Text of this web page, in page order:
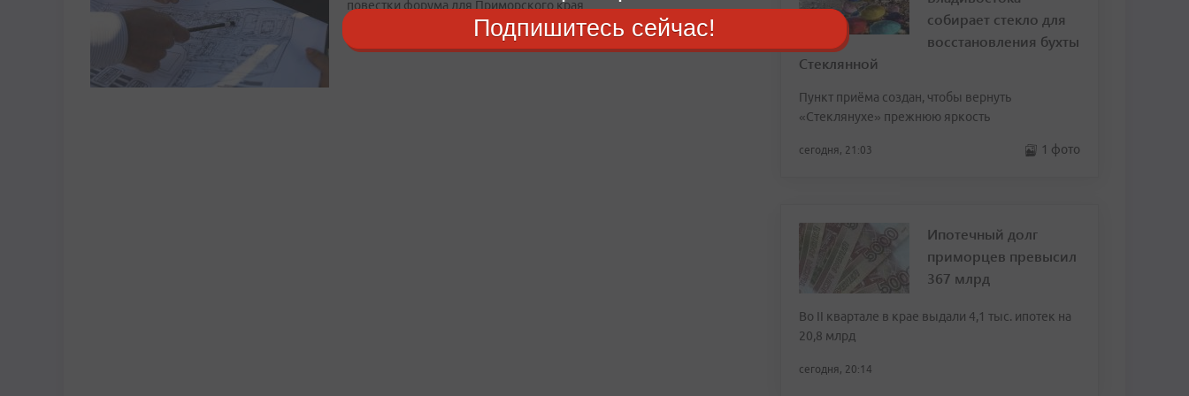
повестки форума для Приморского края
собирает стекло для
восстановления бухты
Стеклянной
Пункт приёма создан, чтобы вернуть
«Стеклянухе» прежнюю яркость
сегодня, 21:03 1 фото
Ипотечный долг
приморцев превысил
367 млрд
Во II квартале в крае выдали 4,1 тыс. ипотек на
20,8 млрд
сегодня, 20:14
Подпишитесь сейчас!